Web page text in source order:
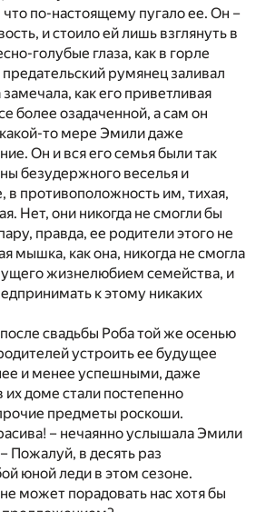
что по-настоящему пугало ее. Он –
и стоило ей лишь взглянуть в
голубые глаза, как в горле
румянец заливал
как его приветливая
более озадаченной, а сам он
какой-то мере Эмили даже
Он и вся его семья были так
безудержного веселья и
в противоположность им, тихая,
Нет, они никогда не смогли бы
правда, ее родители этого не
мышка, как она, никогда не смогла
жизнелюбием семейства, и
к этому никаких
свадьбы Роба той же осенью
устроить ее будущее
и менее успешными, даже
их доме стали постепенно
предметы роскоши.
– нечаянно услышала Эмили
Пожалуй, в десять раз
юной леди в этом сезоне.
может порадовать нас хотя бы